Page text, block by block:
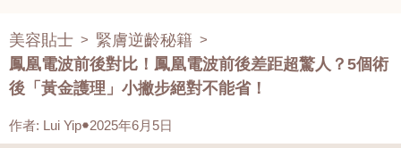
美容貼士 > 緊膚逆齡秘籍 >
鳳凰電波前後對比！鳳凰電波前後差距超驚人？5個術
後「黃金護理」小撇步絕對不能省！
作者: Lui Yip 2025年6月5日